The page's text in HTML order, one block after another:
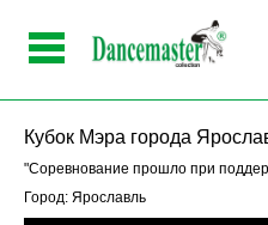
Кубок Мэра города
"Соревнование прошло при
Город: Ярославль